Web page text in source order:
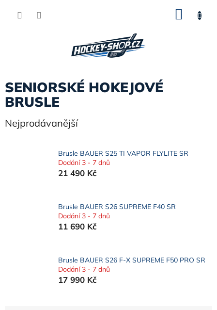
SENIORSKÉ HOKEJOVÉ
BRUSLE
Nejprodávanější
Brusle BAUER S25 TI VAPOR FLYLITE SR
Dodání 3 - 7 dnů
21 490 Kč
Brusle BAUER S26 SUPREME F40 SR
Dodání 3 - 7 dnů
11 690 Kč
Brusle BAUER S26 F-X SUPREME F50 PRO SR
Dodání 3 - 7 dnů
17 990 Kč